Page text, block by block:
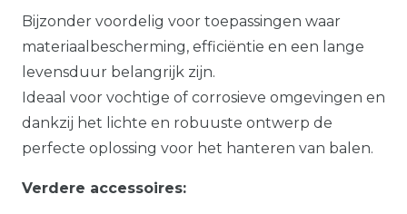
Bijzonder voordelig voor toepassingen waar
materiaalbescherming, efficiëntie en een lange
levensduur belangrijk zijn.
Ideaal voor vochtige of corrosieve omgevingen en
dankzij het lichte en robuuste ontwerp de
perfecte oplossing voor het hanteren van balen.
Verdere accessoires: